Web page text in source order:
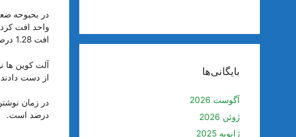
افت 1.28 درصدی بود.
آلت کوین ها
از دست
درصد است.
بایگانی‌ها
آگوست 2026
ژوئن 2026
ژانویه 2025